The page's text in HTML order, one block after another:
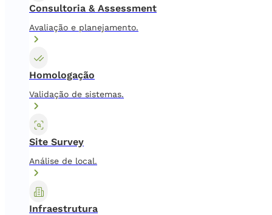
Consultoria & Assessment
Avaliação e planejamento.
Homologação
Validação de sistemas.
Site Survey
Análise de local.
Infraestrutura